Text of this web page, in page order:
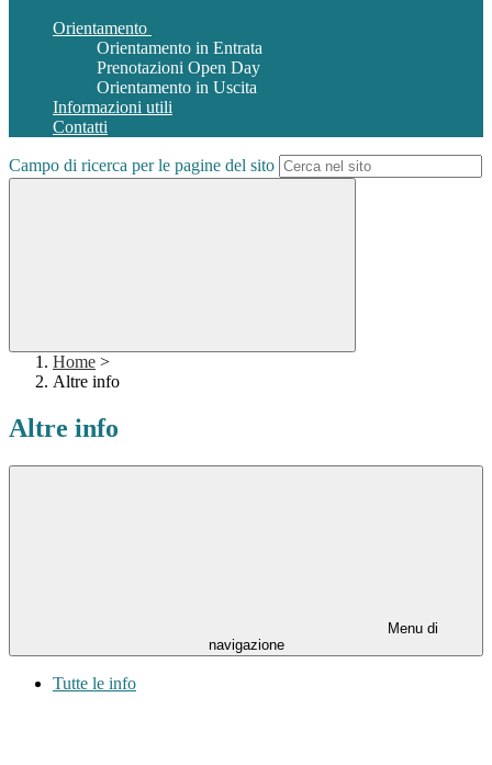
Orientamento
Orientamento in Entrata
Prenotazioni Open Day
Orientamento in Uscita
Informazioni utili
Contatti
Campo di ricerca per le pagine del sito
Home >
Altre info
Altre info
Menu di
navigazione
Tutte le info